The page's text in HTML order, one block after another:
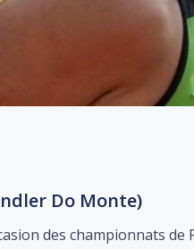
Do Monte)
des championnats de